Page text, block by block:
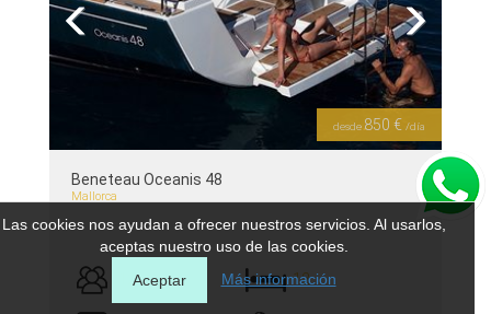
Previous Next
desde 850 € /día
Beneteau Oceanis 48
Mallorca
12 12
Las cookies nos ayudan a ofrecer nuestros servicios. Al usarlos,
aceptas nuestro uso de las cookies.
Aceptar
Más información